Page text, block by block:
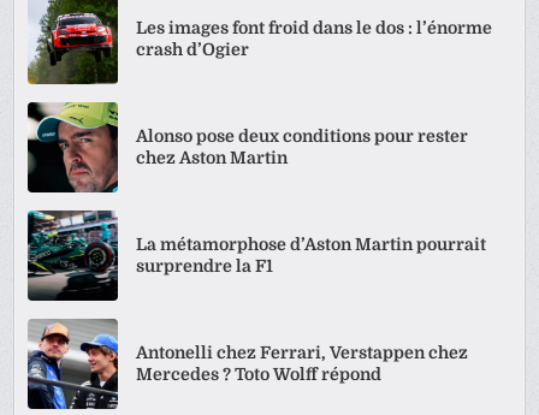
Les images font froid dans le dos : l’énorme
crash d’Ogier
Alonso pose deux conditions pour rester
chez Aston Martin
La métamorphose d’Aston Martin pourrait
surprendre la F1
Antonelli chez Ferrari, Verstappen chez
Mercedes ? Toto Wolff répond